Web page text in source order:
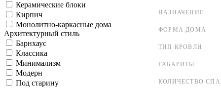
НАЗНАЧЕНИЕ
ФОРМА ДОМА
ТИП КРОВЛИ
ГАБАРИТЫ
КОЛИЧЕСТВО
Керамические блоки
Кирпич
Монолитно-каркасные дома
Архитектурный стиль
Барнхаус
Классика
Минимализм
Модерн
Под старину